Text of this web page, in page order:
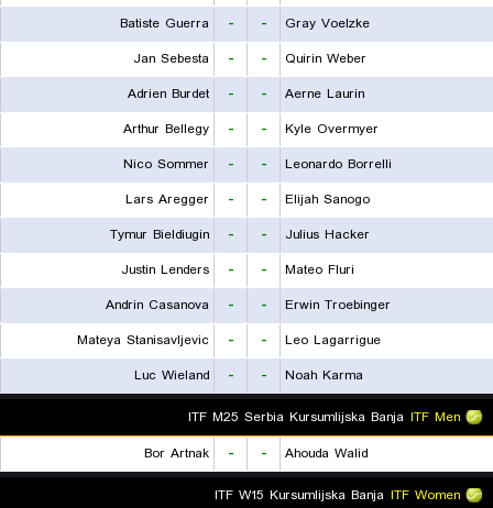
Gray Voelzke
-
-
Batiste Guerra
Quirin Weber
-
-
Jan Sebesta
Aerne Laurin
-
-
Adrien Burdet
Kyle Overmyer
-
-
Arthur Bellegy
Leonardo Borrelli
-
-
Nico Sommer
Elijah Sanogo
-
-
Lars Aregger
Julius Hacker
-
-
Tymur Bieldiugin
Mateo Fluri
-
-
Justin Lenders
Erwin Troebinger
-
-
Andrin Casanova
Leo Lagarrigue
-
-
Mateya Stanisavljevic
Noah Karma
-
-
Luc Wieland
ITF Men
ITF M25 Serbia Kursumlijska Banja
Ahouda Walid
-
-
Bor Artnak
ITF Women
ITF W15 Kursumlijska Banja